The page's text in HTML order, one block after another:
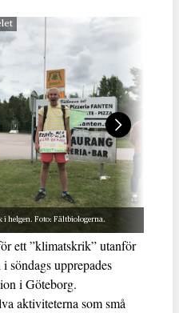
i helgen. Foto: Fältbiologerna.
ett ”klimatskrik” utanför
söndags upprepades
i Göteborg.
aktiviteterna som små